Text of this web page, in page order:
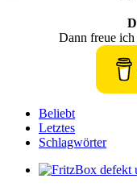
Dann freue
Beliebt
Letztes
Schlagwörter